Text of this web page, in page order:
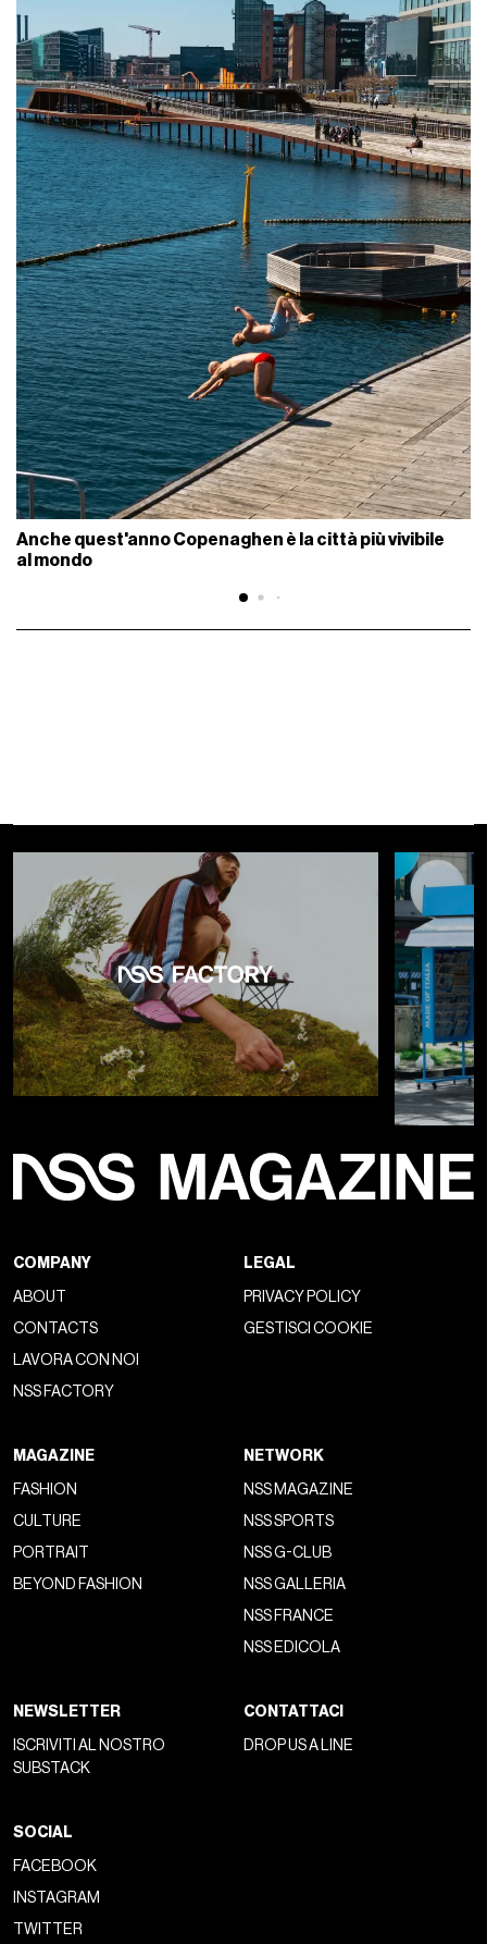
Anche quest'anno Copenaghen è la città più vivibile
al mondo
COMPANY
ABOUT
CONTACTS
LAVORA CON NOI
NSS FACTORY
LEGAL
PRIVACY POLICY
GESTISCI COOKIE
MAGAZINE
FASHION
CULTURE
PORTRAIT
BEYOND FASHION
NETWORK
NSS MAGAZINE
NSS SPORTS
NSS G-CLUB
NSS GALLERIA
NSS FRANCE
NSS EDICOLA
NEWSLETTER
ISCRIVITI AL NOSTRO
SUBSTACK
CONTATTACI
DROP US A LINE
SOCIAL
FACEBOOK
INSTAGRAM
TWITTER